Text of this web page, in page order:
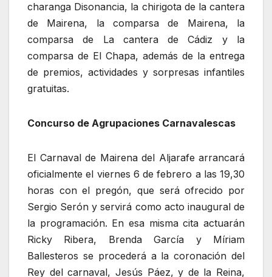
charanga Disonancia, la chirigota de la cantera
de Mairena, la comparsa de Mairena, la
comparsa de La cantera de Cádiz y la
comparsa de El Chapa, además de la entrega
de premios, actividades y sorpresas infantiles
gratuitas.
Concurso de Agrupaciones Carnavalescas
El Carnaval de Mairena del Aljarafe arrancará
oficialmente el viernes 6 de febrero a las 19,30
horas con el pregón, que será ofrecido por
Sergio Serón y servirá como acto inaugural de
la programación. En esa misma cita actuarán
Ricky Ribera, Brenda García y Míriam
Ballesteros se procederá a la coronación del
Rey del carnaval, Jesús Páez, y de la Reina,